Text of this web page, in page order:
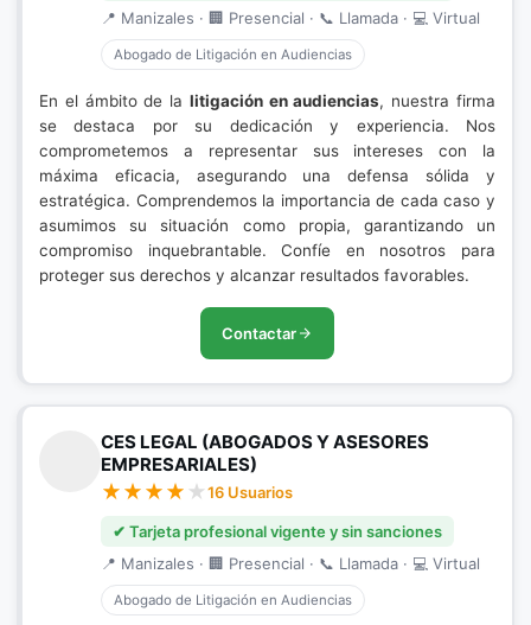
📍 Manizales · 🏢 Presencial · 📞 Llamada · 💻 Virtual
Abogado de Litigación en Audiencias
En el ámbito de la litigación en audiencias, nuestra firma
se destaca por su dedicación y experiencia. Nos
comprometemos a representar sus intereses con la
máxima eficacia, asegurando una defensa sólida y
estratégica. Comprendemos la importancia de cada caso y
asumimos su situación como propia, garantizando un
compromiso inquebrantable. Confíe en nosotros para
proteger sus derechos y alcanzar resultados favorables.
Contactar
CES LEGAL (ABOGADOS Y ASESORES
EMPRESARIALES)
16 Usuarios
✔ Tarjeta profesional vigente y sin sanciones
📍 Manizales · 🏢 Presencial · 📞 Llamada · 💻 Virtual
Abogado de Litigación en Audiencias